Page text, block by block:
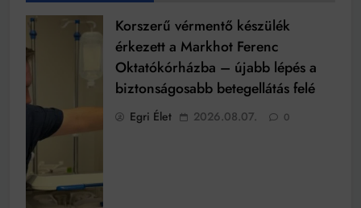
Korszerű vérmentő készülék
érkezett a Markhot Ferenc
Oktatókórházba – újabb lépés a
biztonságosabb betegellátás felé
Egri Élet 2026.08.07. 0